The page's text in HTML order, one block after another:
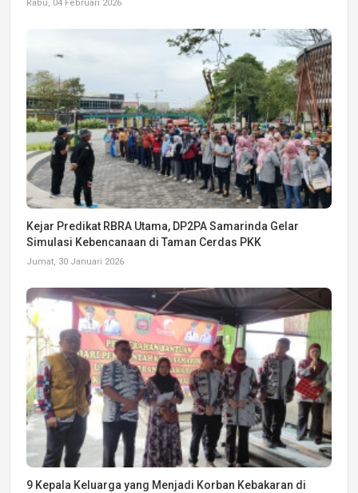
Rabu, 04 Februari 2026
Kejar Predikat RBRA Utama, DP2PA Samarinda Gelar
Simulasi Kebencanaan di Taman Cerdas PKK
Jumat, 30 Januari 2026
9 Kepala Keluarga yang Menjadi Korban Kebakaran di